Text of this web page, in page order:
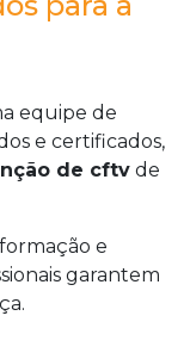
equipe de
e certificados,
de cftv de
e
garantem